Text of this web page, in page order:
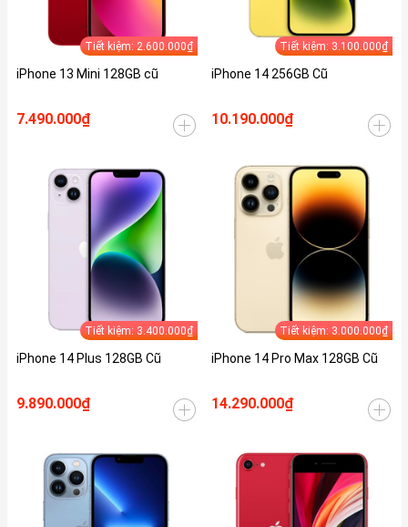
Tiết kiệm: 2.600.000₫
iPhone 13 Mini 128GB cũ
7.490.000₫
Tiết kiệm: 3.100.000₫
iPhone 14 256GB Cũ
10.190.000₫
Tiết kiệm: 3.400.000₫
iPhone 14 Plus 128GB Cũ
9.890.000₫
Tiết kiệm: 3.000.000₫
iPhone 14 Pro Max 128GB Cũ
14.290.000₫